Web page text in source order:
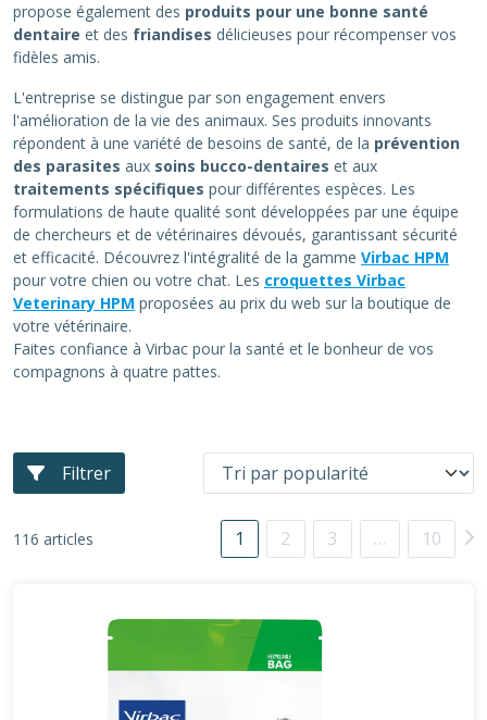
propose également des produits pour une bonne santé
dentaire et des friandises délicieuses pour récompenser vos
fidèles amis.
L'entreprise se distingue par son engagement envers
l'amélioration de la vie des animaux. Ses produits innovants
répondent à une variété de besoins de santé, de la prévention
des parasites aux soins bucco-dentaires et aux
traitements spécifiques pour différentes espèces. Les
formulations de haute qualité sont développées par une équipe
de chercheurs et de vétérinaires dévoués, garantissant sécurité
et efficacité. Découvrez l'intégralité de la gamme Virbac HPM
pour votre chien ou votre chat. Les croquettes Virbac
Veterinary HPM proposées au prix du web sur la boutique de
votre vétérinaire.
Faites confiance à Virbac pour la santé et le bonheur de vos
compagnons à quatre pattes.
Filtrer
116 articles 1 2 3 … 10